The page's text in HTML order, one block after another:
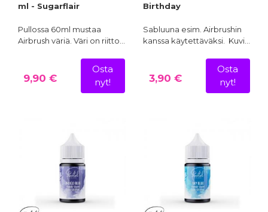
ml - Sugarflair
Pullossa 60ml mustaa
Airbrush väriä. Väri on riitto…
9,90 €
Osta
nyt!
Birthday
Sabluuna esim. Airbrushin
kanssa käytettäväksi. Kuvi…
3,90 €
Osta
nyt!